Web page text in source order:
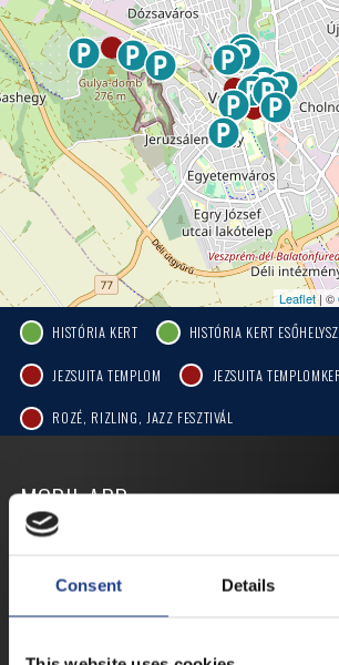
Consent Details
Leaflet| ©
HISTÓRIA KERT HISTÓRIA KERT
JEZSUITA TEMPLOM JEZSUITA
ROZÉ, RIZLING, JAZZ FESZTIVÁL
MOBIL APP